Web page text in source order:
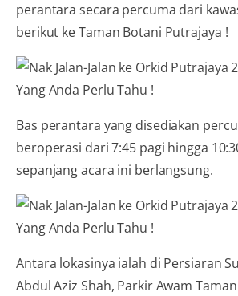
perantara secara percuma dari
berikut ke Taman Botani Putrajaya !
Bas perantara yang disediakan
beroperasi dari 7:45 pagi hingga
sepanjang acara ini berlangsung.
Antara lokasinya ialah di Persiaran
Abdul Aziz Shah, Parkir Awam